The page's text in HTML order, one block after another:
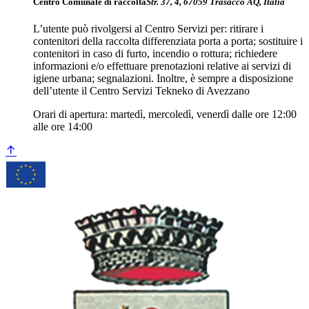
L’utente può rivolgersi al Centro Servizi per: ritirare i
contenitori della raccolta differenziata porta a porta; sostituire i
contenitori in caso di furto, incendio o rottura; richiedere
informazioni e/o effettuare prenotazioni relative ai servizi di
igiene urbana; segnalazioni. Inoltre, è sempre a disposizione
dell’utente il Centro Servizi Tekneko di Avezzano
Orari di apertura: martedì, mercoledì, venerdì dalle ore 12:00
alle ore 14:00